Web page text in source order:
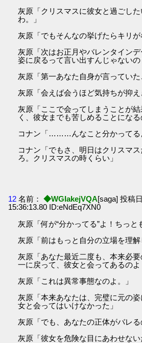
灰原「クリスマスに彼女と過ごし
わ。」
灰原「でもそんなの挙げたらキリが
灰原「次はお正月やバレンタイン
姿に戻るって言い出すんじゃないの
灰原「第一あなた自身が言っていた
灰原「会えば会うほど気持ちが抑え
灰原「ここで会ってしまうことが
く、彼女までも苦しめることになる
コナン「………んなこと分かってる
コナン「でもさ、明日はクリスマ
ろ。クリスマスの時くらい」
12 名前： ◆WGIakejVQA[saga] 投稿
15:36:13.80 ID:eNdEq7XN0
灰原「何が“分かってる”よ！ちっと
灰原「前はもっと自分の立場を理解
灰原「あなた最近二度も、本来必
一に戻って、彼女と会ってあるのよ
灰原「これは異常事態なのよ。」
灰原「本来あなたは、完璧に元の
女と会ってはいけなかった」
灰原「でも、あなたの正体がバレる
灰原「彼女を危険な目にあわせない